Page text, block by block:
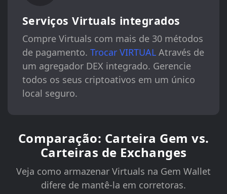
Serviços Virtuals integrados
Compre Virtuals com mais de 30 métodos
de pagamento. Trocar VIRTUALAtravés de
um agregador DEX integrado. Gerencie
todos os seus criptoativos em um único
local seguro.
Comparação: Carteira Gem vs.
Carteiras de Exchanges
Veja como armazenar Virtuals na Gem Wallet
difere de mantê-la em corretoras.